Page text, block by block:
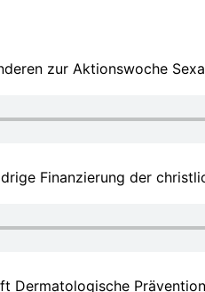
zur Aktionswoche
Finanzierung der